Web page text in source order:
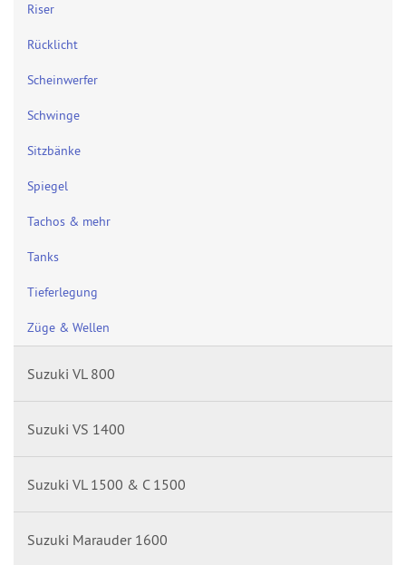
Riser
Rücklicht
Scheinwerfer
Schwinge
Sitzbänke
Spiegel
Tachos & mehr
Tanks
Tieferlegung
Züge & Wellen
Suzuki VL 800
Suzuki VS 1400
Suzuki VL 1500 & C 1500
Suzuki Marauder 1600